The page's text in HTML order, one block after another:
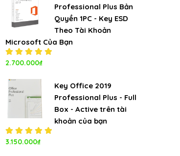
Professional Plus Bản
Quyền 1PC - Key ESD
Theo Tài Khoản
Microsoft Của Bạn
Được xếp
sao
2.700.000₫
Key Office 2019
Professional Plus - Full
Box - Active trên tài
khoản của bạn
Được xếp
3.150.000₫